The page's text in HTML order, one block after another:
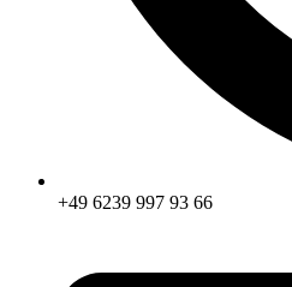
+49 6239 997 93 66